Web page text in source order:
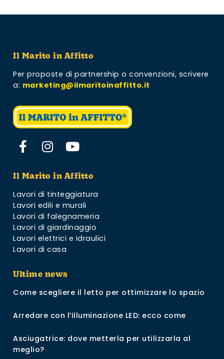
Il Marito in Affitto
Per proposte di partnership o convenzioni, scrivere
a: marketing@ilmaritoinaffitto.it
Il Marito in Affitto
Lavori di tinteggiatura
Lavori edili e murali
Lavori di falegnameria
Lavori di giardinaggio
Lavori elettrici e idraulici
Lavori di casa
Ultime news
Come scegliere il letto per ottimizzare lo spazio
Arredare con l’illuminazione LED: ecco come
Asciugatrice: dove metterla per utilizzarla al
meglio?